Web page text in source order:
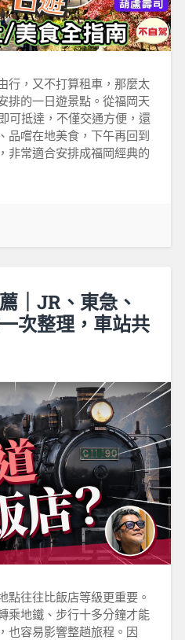
行，又不打算租車，那麼太
排的一日遊景點。從福岡天
可抵達，不僅交通方便，還
品嚐在地美食，下午再回到
非常適合安排成福岡經典的
｜JR、東急、
次整理，車站共
點往往比飯店等級更重要。
乘地鐵、步行十多分鐘才能
也容易影響整趟旅程。因